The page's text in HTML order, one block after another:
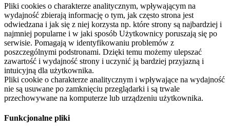
Pliki cookies o charakterze analitycznym, wpływającym na
wydajność zbierają informację o tym, jak często strona jest
odwiedzana i jak się z niej korzysta np. które strony są najbardziej i
najmniej popularne i w jaki sposób Użytkownicy poruszają się po
serwisie. Pomagają w identyfikowaniu problemów z
poszczególnymi podstronami. Dzięki temu możemy ulepszać
zawartość i wydajność strony i uczynić ją bardziej przyjazną i
intuicyjną dla użytkownika.
Pliki cookie o charakterze analitycznym i wpływające na wydajność
nie są usuwane po zamknięciu przeglądarki i są trwale
przechowywane na komputerze lub urządzeniu użytkownika.
Funkcjonalne pliki